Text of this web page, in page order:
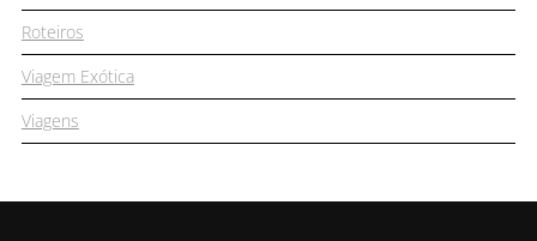
Roteiros
Viagem Exótica
Viagens